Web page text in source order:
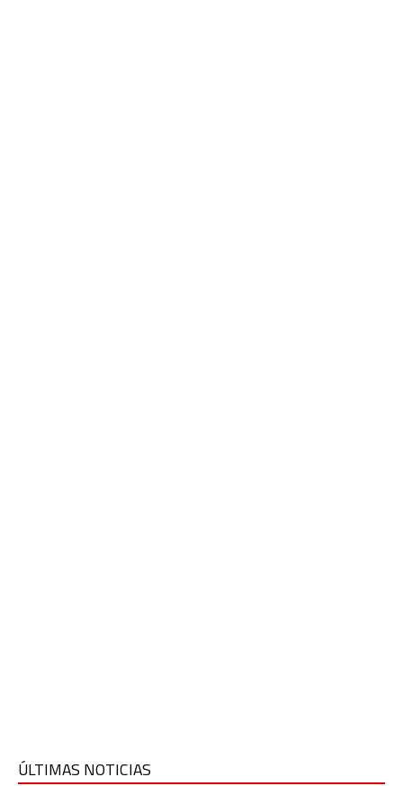
ÚLTIMAS NOTICIAS